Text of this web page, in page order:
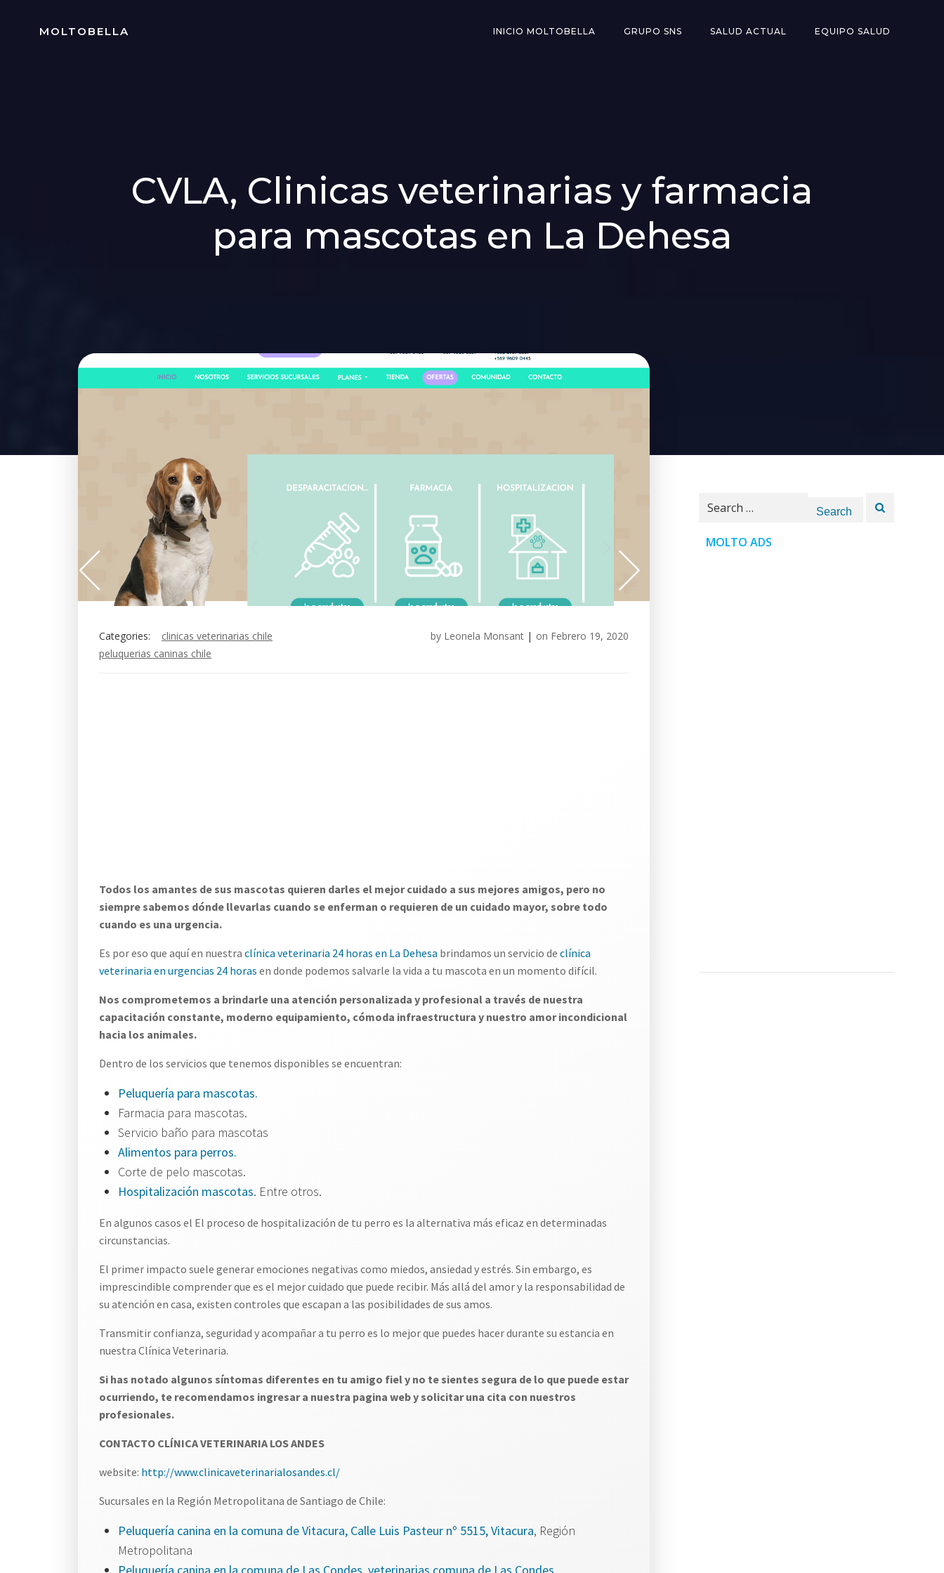
MOLTOBELLA INICIO MOLTOBELLA GRUPO SNS SALUD ACTUAL EQUIPO SALUD
CVLA, Clinicas veterinarias y farmacia
para mascotas en La Dehesa
Categories:
clinicas veterinarias chile
peluquerias caninas chile
by Leonela Monsant | on Febrero 19, 2020
Todos los amantes de sus mascotas quieren darles el mejor cuidado a sus mejores amigos, pero no
siempre sabemos dónde llevarlas cuando se enferman o requieren de un cuidado mayor, sobre todo
cuando es una urgencia.
Es por eso que aquí en nuestra clínica veterinaria 24 horas en La Dehesa brindamos un servicio de clínica
veterinaria en urgencias 24 horas en donde podemos salvarle la vida a tu mascota en un momento difícil.
Nos comprometemos a brindarle una atención personalizada y profesional a través de nuestra
capacitación constante, moderno equipamiento, cómoda infraestructura y nuestro amor incondicional
hacia los animales.
Dentro de los servicios que tenemos disponibles se encuentran:
Peluquería para mascotas.
Farmacia para mascotas.
Servicio baño para mascotas
Alimentos para perros.
Corte de pelo mascotas.
Hospitalización mascotas. Entre otros.
En algunos casos el El proceso de hospitalización de tu perro es la alternativa más eficaz en determinadas
circunstancias.
El primer impacto suele generar emociones negativas como miedos, ansiedad y estrés. Sin embargo, es
imprescindible comprender que es el mejor cuidado que puede recibir. Más allá del amor y la responsabilidad de
su atención en casa, existen controles que escapan a las posibilidades de sus amos.
Transmitir confianza, seguridad y acompañar a tu perro es lo mejor que puedes hacer durante su estancia en
nuestra Clínica Veterinaria.
Si has notado algunos síntomas diferentes en tu amigo fiel y no te sientes segura de lo que puede estar
ocurriendo, te recomendamos ingresar a nuestra pagina web y solicitar una cita con nuestros
profesionales.
CONTACTO CLÍNICA VETERINARIA LOS ANDES
website: http://www.clinicaveterinarialosandes.cl/
Sucursales en la Región Metropolitana de Santiago de Chile:
Peluquería canina en la comuna de Vitacura, Calle Luis Pasteur nº 5515, Vitacura, Región
Metropolitana
Search
MOLTO ADS